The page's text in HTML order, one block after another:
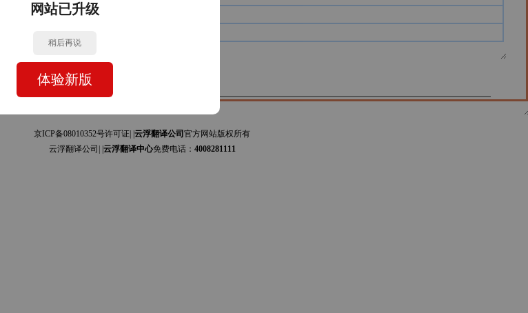
京ICP备08010352号许可证| | 云浮翻译公司 官方网站版权所有
云浮翻译公司| | 云浮翻译中心免费电话： 4008281111
网站已升级
稍后再说
体验新版